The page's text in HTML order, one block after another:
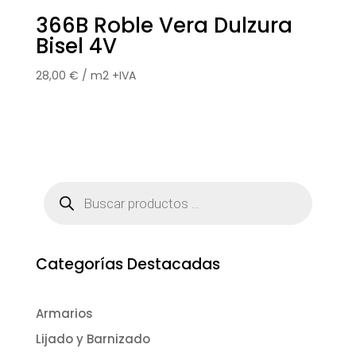
366B Roble Vera Dulzura
Bisel 4V
28,00 € / m2 +IVA
productos
Categorías Destacadas
Armarios
Lijado y Barnizado